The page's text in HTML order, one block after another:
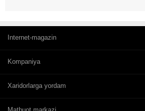
Internet-magazin
Kompaniya
Xaridorlarga yordam